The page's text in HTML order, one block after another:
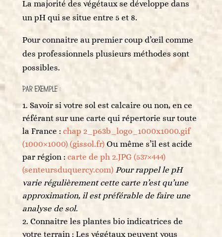
La majorité des végétaux se développe dans
un pH qui se situe entre 5 et 8.
Pour connaitre au premier coup d’œil comme
des professionnels plusieurs méthodes sont
possibles.
Par exemple :
Savoir si votre sol est calcaire ou non, en ce
référant sur une carte qui répertorie sur toute
la France : chap 2_p63b_logo_1000x1000.gif
(1000×1000) (gissol.fr)Ou même s’il est acide
par région : carte de ph 2.JPG (537×444)
(senteursduquercy.com) Pour rappel le pH
varie régulièrement cette carte n’est qu’une
approximation, il est préférable de faire une
analyse de sol.
Connaitre les plantes bio indicatrices de
votre terrain : Les végétaux peuvent vous